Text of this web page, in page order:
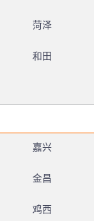
菏泽
和田
嘉兴
金昌
鸡西